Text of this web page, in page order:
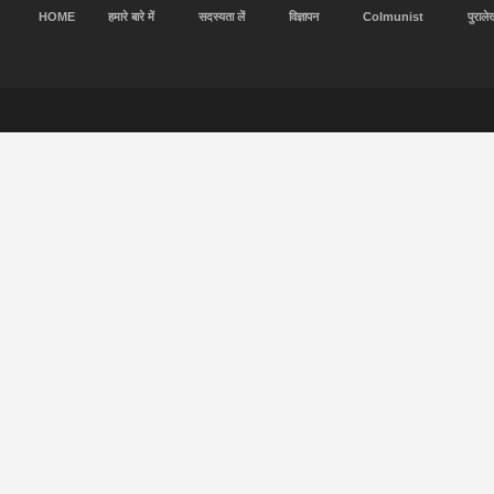
HOME हमारे बारे में सदस्यता लें विज्ञापन Colmunist